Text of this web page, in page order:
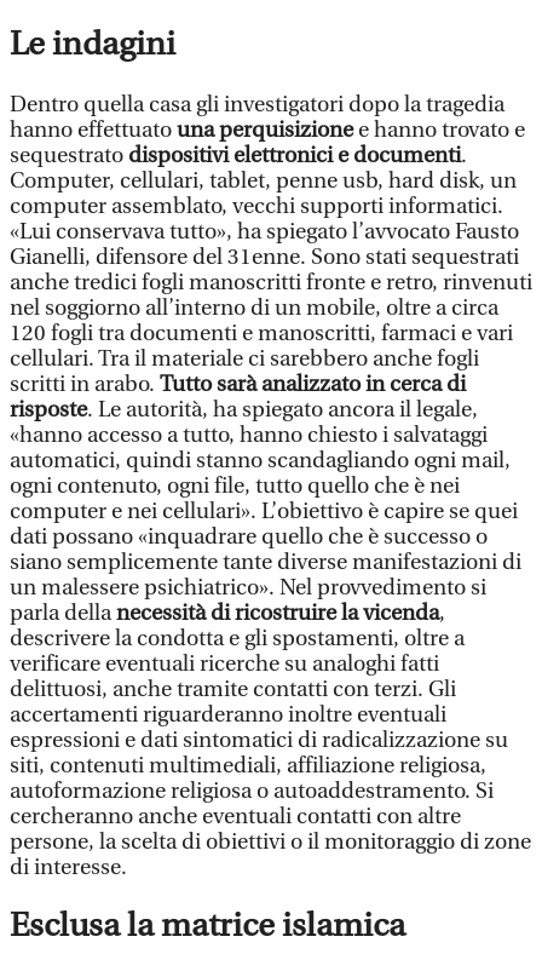
Le indagini
Dentro quella casa gli investigatori dopo la tragedia
hanno effettuatouna perquisizionee hanno trovato e
sequestrato dispositivi elettronici e documenti.
Computer, cellulari, tablet, penne usb, hard disk, un
computer assemblato, vecchi supporti informatici.
«Lui conservava tutto», ha spiegato l’avvocato Fausto
Gianelli, difensore del 31enne. Sono stati sequestrati
anche tredici fogli manoscritti fronte e retro, rinvenuti
nel soggiorno all’interno di un mobile, oltre a circa
120 fogli tra documenti e manoscritti, farmaci e vari
cellulari. Tra il materiale ci sarebbero anche fogli
scritti in arabo. Tutto sarà analizzato in cerca di
risposte. Le autorità, ha spiegato ancora il legale,
«hanno accesso a tutto, hanno chiesto i salvataggi
automatici, quindi stanno scandagliando ogni mail,
ogni contenuto, ogni file, tutto quello che è nei
computer e nei cellulari». L’obiettivo è capire se quei
dati possano «inquadrare quello che è successo o
siano semplicemente tante diverse manifestazioni di
un malessere psichiatrico». Nel provvedimento si
parla dellanecessità di ricostruire la vicenda,
descrivere la condotta e gli spostamenti, oltre a
verificare eventuali ricerche su analoghi fatti
delittuosi, anche tramite contatti con terzi. Gli
accertamenti riguarderanno inoltre eventuali
espressioni e dati sintomatici di radicalizzazione su
siti, contenuti multimediali, affiliazione religiosa,
autoformazione religiosa o autoaddestramento. Si
cercheranno anche eventuali contatti con altre
persone, la scelta di obiettivi o il monitoraggio di zone
di interesse.
Esclusa la matrice islamica